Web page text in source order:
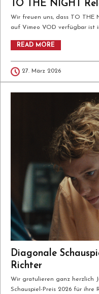
TO THE NIGHT
Wir freuen uns, dass TO THE
auf Vimeo VOD verfügbar
READ MORE
27. März 2026
Diagonale
Richter
Wir gratulieren ganz herzlich
Schauspiel-Preis 2026 für ihre